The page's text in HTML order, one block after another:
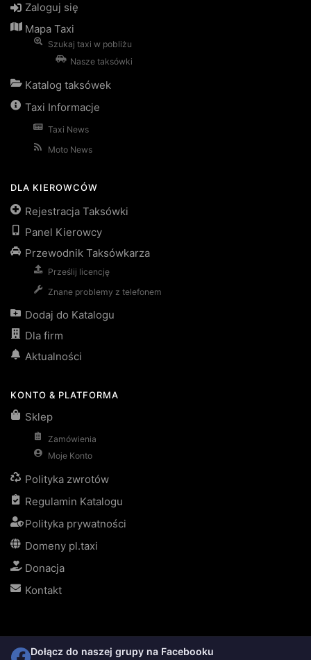
Zaloguj się
Mapa Taxi
Szukaj taxi w pobliżu
Nasze taksówki
Katalog taksówek
Taxi Informacje
Taxi News
Moto News
DLA KIEROWCÓW
Rejestracja Taksówki
Panel Kierowcy
Przewodnik Taksówkarza
Prześlij licencję
Znane problemy z telefonem
Dodaj do Katalogu
Dla firm
Aktualności
KONTO & PLATFORMA
Sklep
Zamówienia
Moje Konto
Polityka zwrotów
Regulamin Katalogu
Polityka prywatności
Domeny pl.taxi
Donacja
Kontakt
Dołącz do naszej grupy na Facebooku